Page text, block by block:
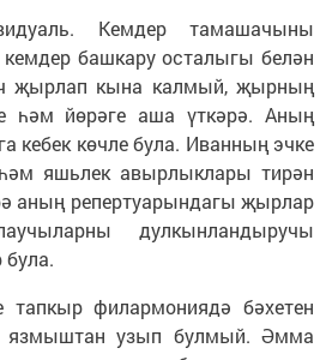
Кемдер тамашачыны
башкару осталыгы белән
җырлап кына калмый, җырның
һәм йөрәге аша үткәрә. Аның
кебек көчле була. Иванның эчке
яшьлек авырлыклары тирән
аның репертуарындагы җырлар
дулкынландыручы
тапкыр филармониядә бәхетен
язмыштан узып булмый. Әмма